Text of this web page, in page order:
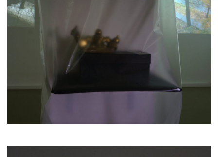
является определяющим. Повторить нечто –
это утвердить искусством, максимально
освободить от прагматического
содержания, оторваться от «реальности».
Однако повтор это, так сказать, «пассивный»
принцип в создании медиума.
Он необходим, но не всегда достаточен.
Второй важный принцип это, конечно,
повторе как бы автоматически. Просто